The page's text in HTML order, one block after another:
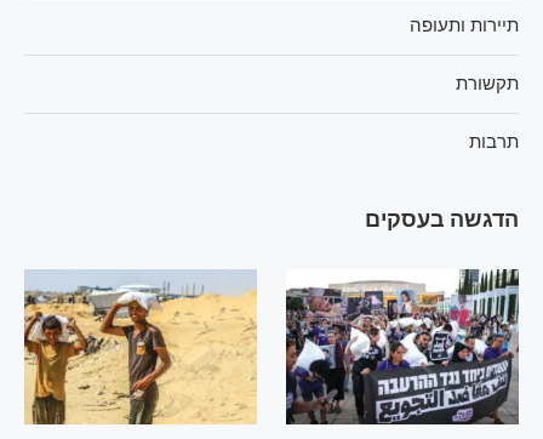
תיירות ותעופה
תקשורת
תרבות
הדגשה בעסקים